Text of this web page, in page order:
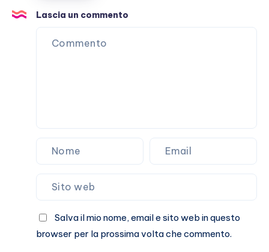
vizio
di
attaccarlo
Lascia un commento
Salva il mio nome, email e sito web in questo
browser per la prossima volta che commento.